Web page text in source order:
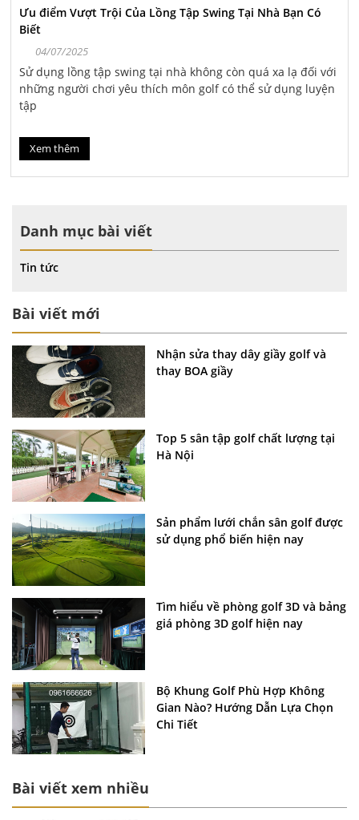
Ưu điểm Vượt Trội Của Lồng Tập Swing Tại Nhà Bạn Có
Biết
04/07/2025
Sử dụng lồng tập swing tại nhà không còn quá xa lạ đối với
những người chơi yêu thích môn golf có thể sử dụng luyện
tập
Xem thêm
Danh mục bài viết
Tin tức
Bài viết mới
Nhận sửa thay dây giầy golf và
thay BOA giầy
Top 5 sân tập golf chất lượng tại
Hà Nội
Sản phẩm lưới chắn sân golf được
sử dụng phổ biến hiện nay
Tìm hiểu về phòng golf 3D và bảng
giá phòng 3D golf hiện nay
Bộ Khung Golf Phù Hợp Không
Gian Nào? Hướng Dẫn Lựa Chọn
Chi Tiết
Bài viết xem nhiều